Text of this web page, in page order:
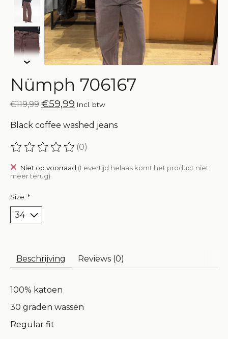
Nümph 706167
€119,99 €59,99 Incl. btw
Black coffee washed jeans
De beoordeling van dit product is
(0)
Niet op voorraad (Levertijd:helaas komt het product niet
meer terug)
Size: *
Beschrijving Reviews (0)
100% katoen
30 graden wassen
Regular fit